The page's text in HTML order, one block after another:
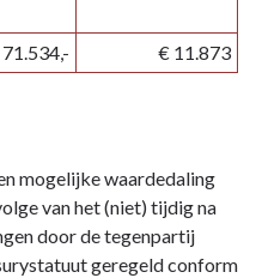
€ 11.873
mogelijke waardedaling
van het (niet) tijdig na
door de tegenpartij
geregeld conform